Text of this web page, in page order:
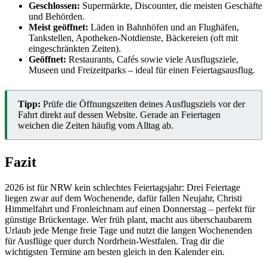
Geschlossen: Supermärkte, Discounter, die meisten Geschäfte
und Behörden.
Meist geöffnet: Läden in Bahnhöfen und an Flughäfen,
Tankstellen, Apotheken-Notdienste, Bäckereien (oft mit
eingeschränkten Zeiten).
Geöffnet: Restaurants, Cafés sowie viele Ausflugsziele,
Museen und Freizeitparks – ideal für einen Feiertagsausflug.
Tipp: Prüfe die Öffnungszeiten deines Ausflugsziels vor der
Fahrt direkt auf dessen Website. Gerade an Feiertagen
weichen die Zeiten häufig vom Alltag ab.
Fazit
2026 ist für NRW kein schlechtes Feiertagsjahr: Drei Feiertage
liegen zwar auf dem Wochenende, dafür fallen Neujahr, Christi
Himmelfahrt und Fronleichnam auf einen Donnerstag – perfekt für
günstige Brückentage. Wer früh plant, macht aus überschaubarem
Urlaub jede Menge freie Tage und nutzt die langen Wochenenden
für Ausflüge quer durch Nordrhein-Westfalen. Trag dir die
wichtigsten Termine am besten gleich in den Kalender ein.